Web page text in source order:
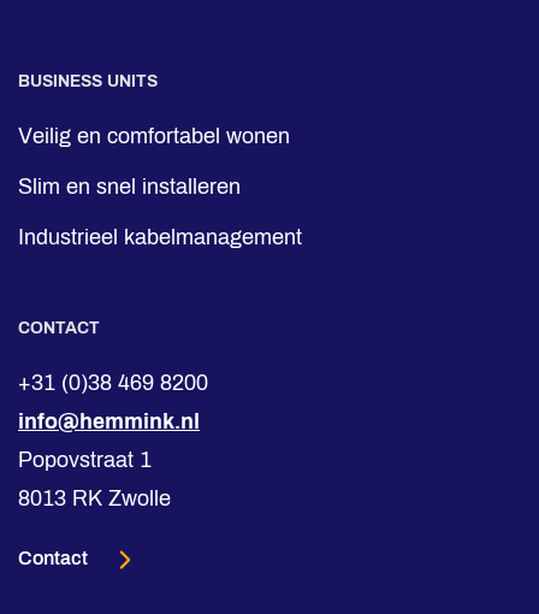
BUSINESS UNITS
Veilig en comfortabel wonen
Slim en snel installeren
Industrieel kabelmanagement
CONTACT
+31 (0)38 469 8200
info@hemmink.nl
Popovstraat 1
8013 RK Zwolle
Contact